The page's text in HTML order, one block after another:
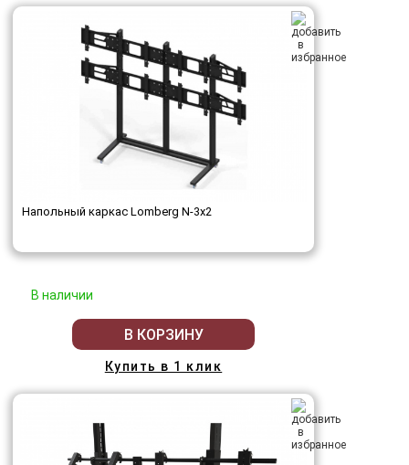
Напольный каркас Lomberg N-3х2
В наличии
В КОРЗИНУ
Купить в 1 клик